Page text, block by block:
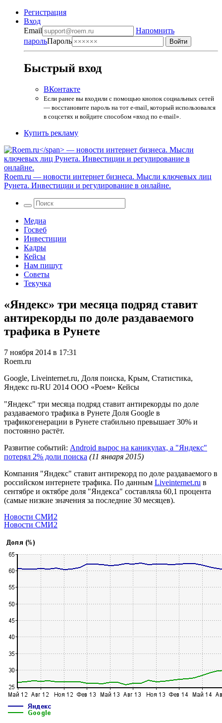
Регистрация
Вход
Email
Напомнить
парольПароль
Быстрый вход
ВКонтакте
Если ранее вы входили с помощью кнопок социальных сетей
— восстановите пароль на тот e-mail, который использовался
в соцсетях и войдите способом «вход по e-mail».
Купить рекламу
Roem.ru — новости интернет бизнеса. Мысли ключевых лиц
Рунета. Инвестиции и регулирование в онлайне.
Медиа
Госвеб
Инвестиции
Кадры
Кейсы
Нам пишут
Советы
Текучка
«Яндекс» три месяца подряд ставит
антирекорды по доле раздаваемого
трафика в Рунете
7 ноября 2014 в 17:31
Roem.ru
Google, Liveinternet.ru, Доля поиска, Крым, Статистика,
Яндекс ru-RU 2014 ООО «Роем» Кейсы
"Яндекс" три месяца подряд ставит антирекорды по доле
раздаваемого трафика в Рунете Доля Google в
трафикогенерации в Рунете стабильно превышает 30% и
постоянно растёт.
Развитие событий: Android вырос на каникулах, а "Яндекс"
потерял 2% доли поиска (11 января 2015)
Компания "Яндекс" ставит антирекорд по доле раздаваемого в
российском интернете трафика. По данным Liveinternet.ru в
сентябре и октябре доля "Яндекса" составляла 60,1 процента
(самые низкие значения за последние 30 месяцев).
Новости СМИ2
Новости СМИ2